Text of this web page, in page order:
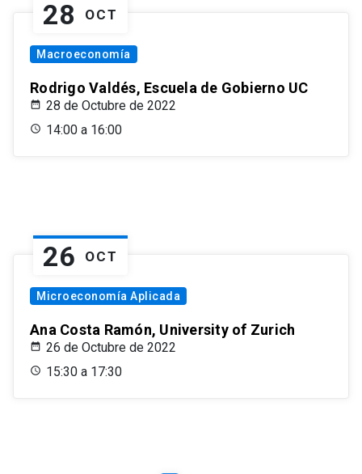
28 OCT
Macroeconomía
Rodrigo Valdés, Escuela de Gobierno UC
28 de Octubre de 2022
14:00 a 16:00
26 OCT
Microeconomía Aplicada
Ana Costa Ramón, University of Zurich
26 de Octubre de 2022
15:30 a 17:30